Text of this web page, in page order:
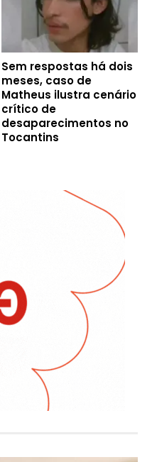
Sem respostas há dois
meses, caso de
Matheus ilustra cenário
crítico de
desaparecimentos no
Tocantins